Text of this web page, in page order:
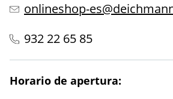
onlineshop-
932 22 65 85
Horario de apertura: